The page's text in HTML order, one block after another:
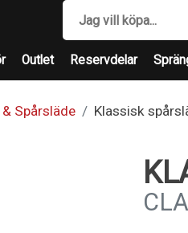
Outlet Reservdelar
Spårsläde Klassisk